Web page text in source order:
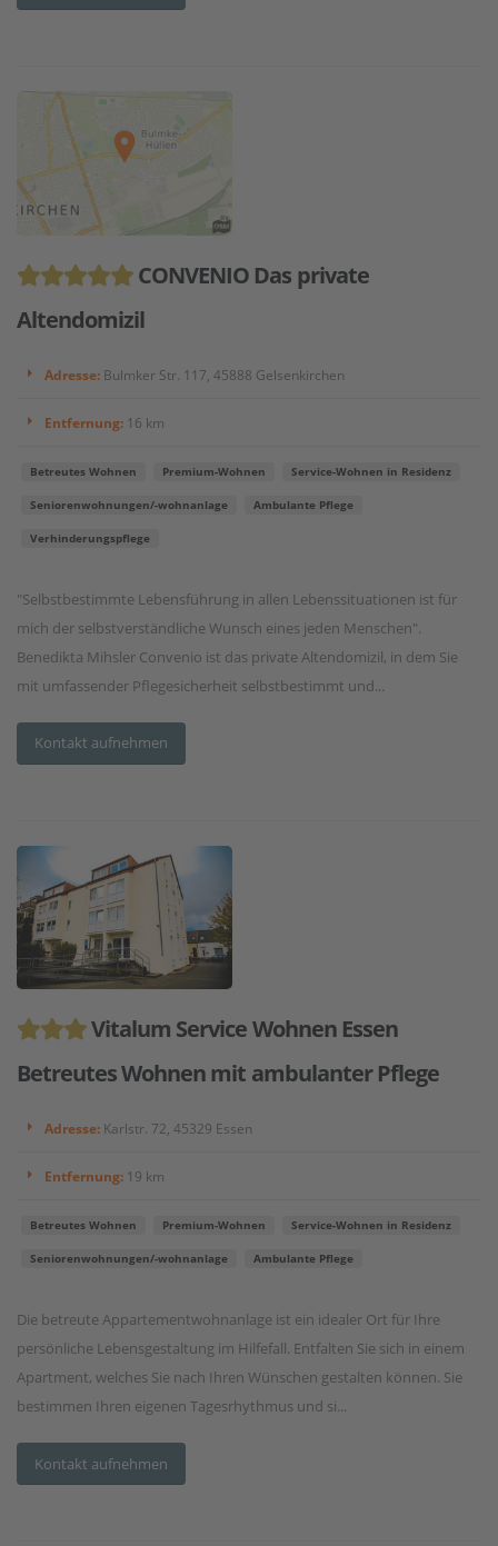
CONVENIO Das private
Altendomizil
Adresse: Bulmker Str. 117, 45888 Gelsenkirchen
Entfernung: 16 km
Betreutes Wohnen Premium-Wohnen Service-Wohnen in Residenz
Seniorenwohnungen/-wohnanlage Ambulante Pflege
Verhinderungspflege
"Selbstbestimmte Lebensführung in allen Lebenssituationen ist für
mich der selbstverständliche Wunsch eines jeden Menschen".
Benedikta Mihsler Convenio ist das private Altendomizil, in dem Sie
mit umfassender Pflegesicherheit selbstbestimmt und...
Kontakt aufnehmen
Vitalum Service Wohnen Essen
Betreutes Wohnen mit ambulanter Pflege
Adresse: Karlstr. 72, 45329 Essen
Entfernung: 19 km
Betreutes Wohnen Premium-Wohnen Service-Wohnen in Residenz
Seniorenwohnungen/-wohnanlage Ambulante Pflege
Die betreute Appartementwohnanlage ist ein idealer Ort für Ihre
persönliche Lebensgestaltung im Hilfefall. Entfalten Sie sich in einem
Apartment, welches Sie nach Ihren Wünschen gestalten können. Sie
bestimmen Ihren eigenen Tagesrhythmus und si...
Kontakt aufnehmen